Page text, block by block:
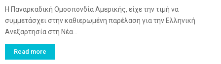
Η Παναρκαδική Ομοσπονδία Αμερικής, είχε την τιμή να
συμμετάσχει στην καθιερωμένη παρέλαση για την Ελληνική
Ανεξαρτησία στη Νέα...
Read more